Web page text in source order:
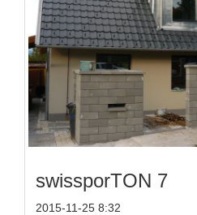
swissporTON 7
2015-11-25 8:32